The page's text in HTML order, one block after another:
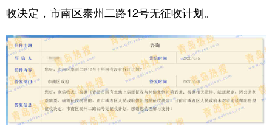
收决定，市南区泰州二路12号无征收计划。